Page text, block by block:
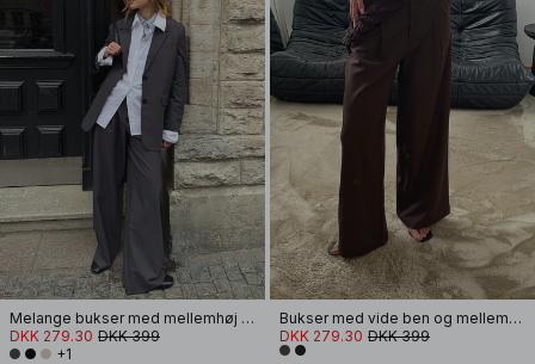
Melange bukser med mellemhøj talje
DKK 279.30 DKK 399
+1
Bukser med vide ben og mellemhøj talje
DKK 279.30 DKK 399